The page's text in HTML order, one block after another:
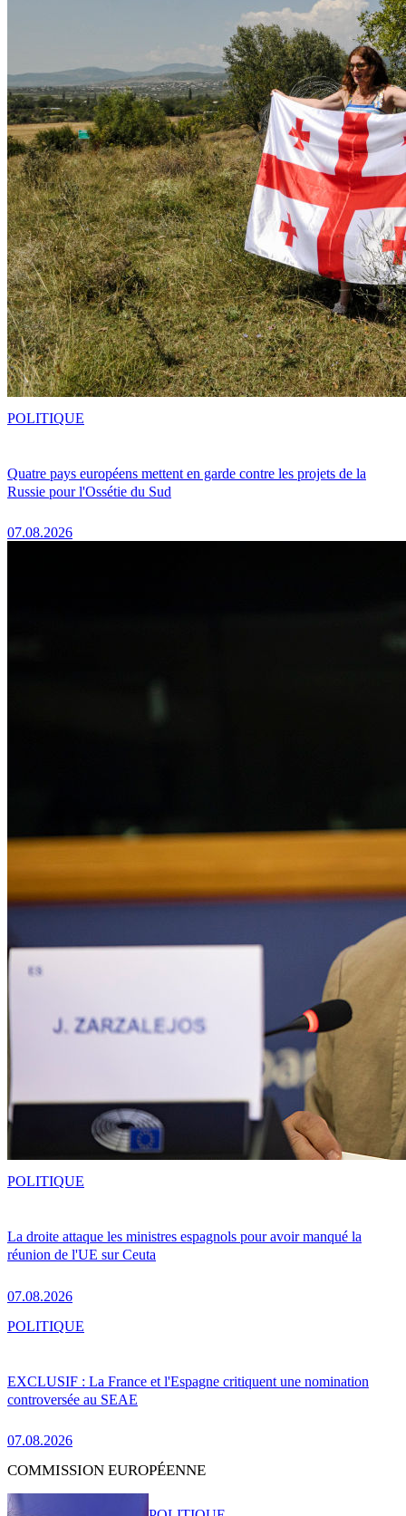
Quatre pays européens mettent en garde contre les projets de la
Russie pour l'Ossétie du Sud
07.08.2026
POLITIQUE
La droite attaque les ministres espagnols pour avoir manqué la
réunion de l'UE sur Ceuta
07.08.2026
POLITIQUE
EXCLUSIF : La France et l'Espagne critiquent une nomination
controversée au SEAE
07.08.2026
POLITIQUE
COMMISSION EUROPÉENNE